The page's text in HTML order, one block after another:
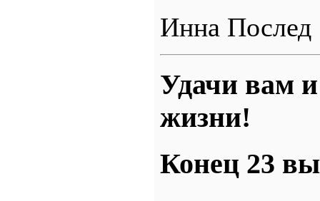
Инна Послед
Удачи вам
жизни!
Конец 23